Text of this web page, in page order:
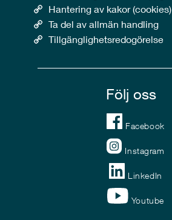
Hantering av kakor (cookies)
Ta del av allmän handling
Tillgänglighetsredogörelse
Följ oss
Facebook
Instagram
LinkedIn
Youtube